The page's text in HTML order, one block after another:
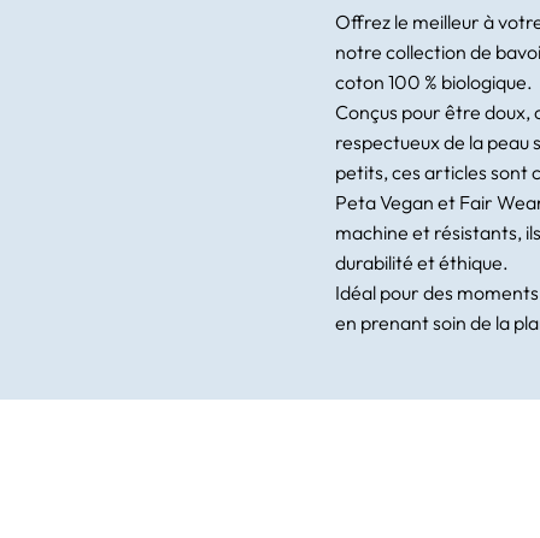
Offrez le meilleur à
notre collection de
coton 100 % biologique.
Conçus pour être
respectueux de la peau
petits, ces articles sont
Peta Vegan et Fair
machine et résistants,
durabilité et éthique.
Idéal pour des
en prenant soin de la